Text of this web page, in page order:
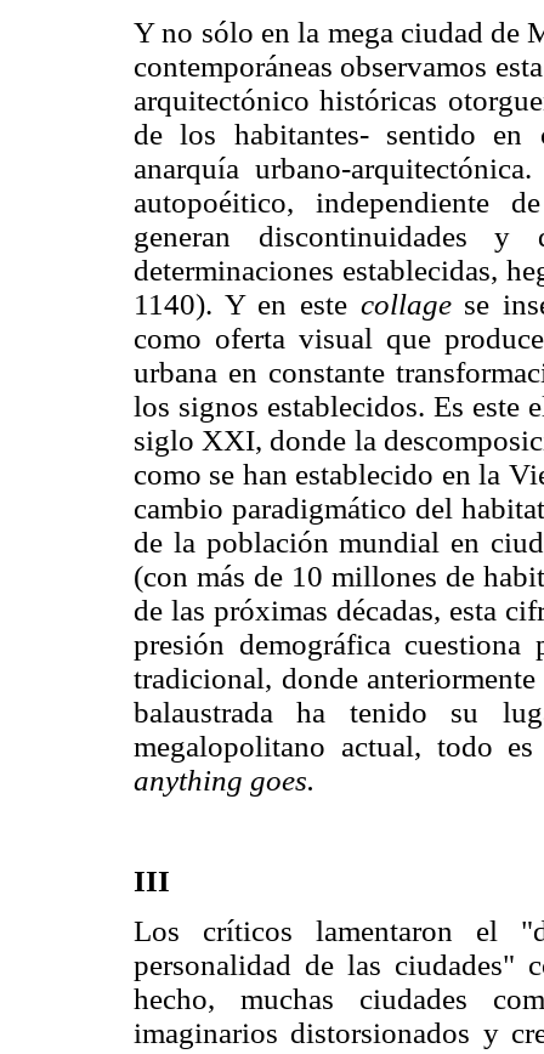
Y no sólo en la mega ciudad de
contemporáneas observamos
arquitectónico históricas
de los habitantes- sentido en
anarquía urbano-
autopoéitico, independiente
generan discontinuidades y
determinaciones establecidas,
1140). Y en este collagese
como oferta visual que
urbana en constante
los signos establecidos. Es este
siglo XXI, donde la
como se han establecido en la
cambio paradigmático del
de la población mundial en
(con más de 10 millones de
de las próximas décadas, esta
presión demográfica
tradicional, donde
balaustrada ha tenido su
megalopolitano actual, todo
anything goes.
III
Los críticos lamentaron el
personalidad de las ciudades"
hecho, muchas ciudades
imaginarios distorsionados y